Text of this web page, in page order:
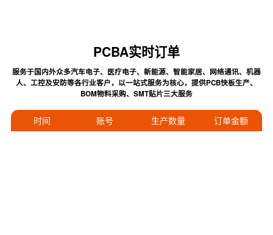
PCBA实时订单
服务于国内外众多汽车电子、医疗电子、新能源、智能家居、网络通讯、机器
人、工控及安防等各行业客户，以一站式服务为核心，提供PCB快板生产、
BOM物料采购、SMT贴片三大服务
时间 账号 生产数量 订单金额